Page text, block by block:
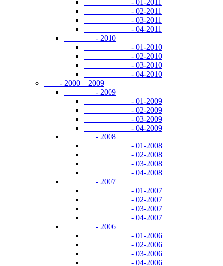
- 01-2011
- 02-2011
- 03-2011
- 04-2011
- 2010
- 01-2010
- 02-2010
- 03-2010
- 04-2010
- 2000 – 2009
- 2009
- 01-2009
- 02-2009
- 03-2009
- 04-2009
- 2008
- 01-2008
- 02-2008
- 03-2008
- 04-2008
- 2007
- 01-2007
- 02-2007
- 03-2007
- 04-2007
- 2006
- 01-2006
- 02-2006
- 03-2006
- 04-2006